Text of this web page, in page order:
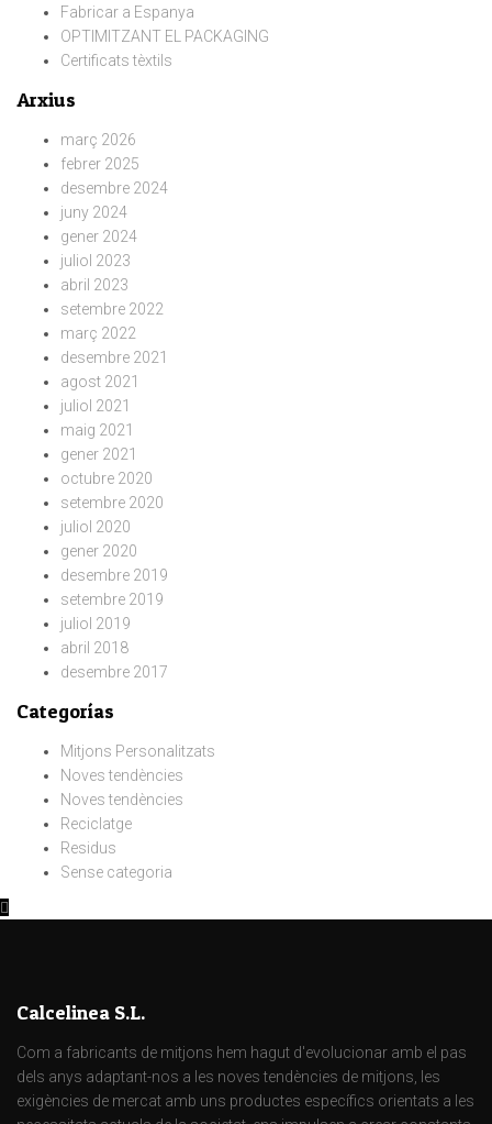
Fabricar a Espanya
OPTIMITZANT EL PACKAGING
Certificats tèxtils
Arxius
març 2026
febrer 2025
desembre 2024
juny 2024
gener 2024
juliol 2023
abril 2023
setembre 2022
març 2022
desembre 2021
agost 2021
juliol 2021
maig 2021
gener 2021
octubre 2020
setembre 2020
juliol 2020
gener 2020
desembre 2019
setembre 2019
juliol 2019
abril 2018
desembre 2017
Categorías
Mitjons Personalitzats
Noves tendències
Noves tendències
Reciclatge
Residus
Sense categoria
Calcelinea S.L.
Com a fabricants de mitjons hem hagut d'evolucionar amb el pas
dels anys adaptant-nos a les noves tendències de mitjons, les
exigències de mercat amb uns productes específics orientats a les